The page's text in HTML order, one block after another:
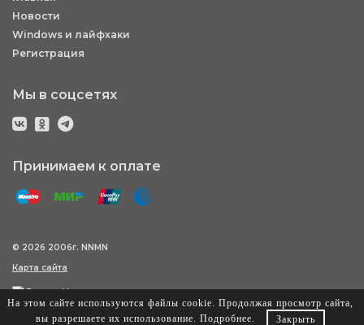
Новости
Windows и лайфхаки
Регистрация
Мы в соцсетях
Принимаем к оплате
© 2026 2006г. NNMN
Карта сайта
На этом сайте используются файлы cookie. Продолжая просмотр сайта,
вы разрешаете их использование. Подробнее. Закрыть